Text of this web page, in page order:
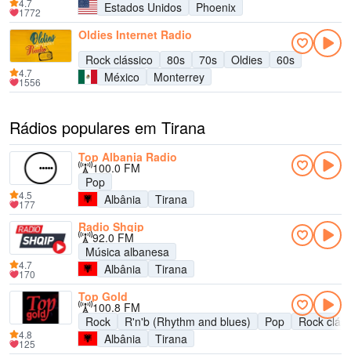
Estados Unidos
Phoenix
4.7
1772
Oldies Internet Radio
Rock clássico
80s 70s Oldies
60s
México
Monterrey
4.7
1556
Rádios populares em Tirana
Top Albania Radio
100.0 FM
Pop
Albânia
Tirana
4.5
177
Radio Shqip
92.0 FM
Música albanesa
Albânia
Tirana
4.7
170
Top Gold
100.8 FM
Rock
R'n'b (Rhythm and blues) Pop
Rock
Albânia
Tirana
4.8
125